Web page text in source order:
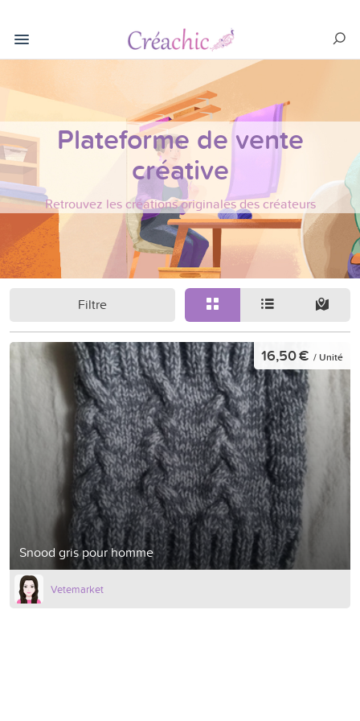
Plateforme de vente
créative
Retrouvez les créations originales des créateurs
Filtre
Snood gris pour homme
16,50 € / Unité
Vetemarket